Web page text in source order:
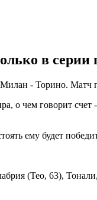
в серии
- Торино.
о чем говорит
ему будет
(Тео, 63),